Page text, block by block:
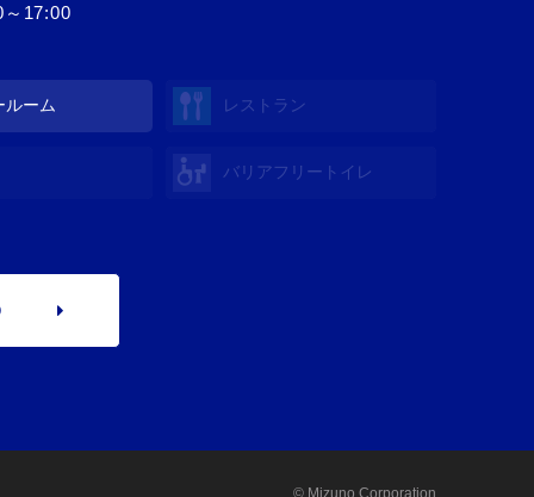
17:00
ルーム レストラン
バリアフリートイレ